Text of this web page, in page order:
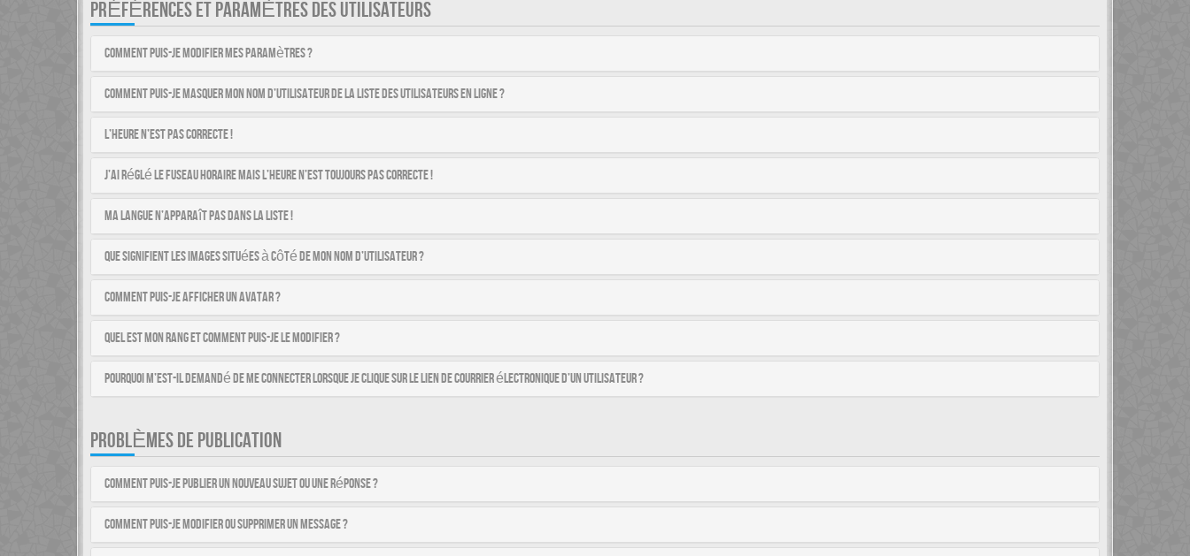
PRÉFÉRENCES ET PARAMÈTRES DES UTILISATEURS
Comment puis-je modifier mes paramètres ?
Comment puis-je masquer mon nom d’utilisateur de la liste des utilisateurs en ligne ?
L’heure n’est pas correcte !
J’ai réglé le fuseau horaire mais l’heure n’est toujours pas correcte !
Ma langue n’apparaît pas dans la liste !
Que signifient les images situées à côté de mon nom d’utilisateur ?
Comment puis-je afficher un avatar ?
Quel est mon rang et comment puis-je le modifier ?
Pourquoi m’est-il demandé de me connecter lorsque je clique sur le lien de courrier électronique d’un utilisateur ?
PROBLÈMES DE PUBLICATION
Comment puis-je publier un nouveau sujet ou une réponse ?
Comment puis-je modifier ou supprimer un message ?